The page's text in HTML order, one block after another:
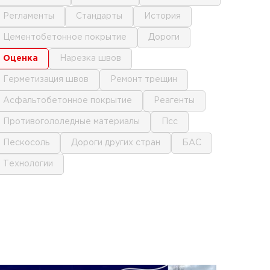
регламенты стандарты история
цементобетонное покрытие дороги
оценка нарезка швов
герметизация швов ремонт трещин
асфальтобетонное покрытие реагенты
противогололедные материалы псс
пескосоль дороги других стран БАС
технологии